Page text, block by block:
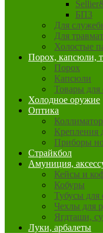
БПЗ
Для
Для
Холостые
Порох, капсюли,
Порох
Капсюли
Товары для
Холодное оружие
Оптика
Крепления
Приборы
Страйкбол
Амуниция,
Кейсы и
Кобуры
Тубусы для
Чехлы для
Ягдташи,
Луки, арбалеты